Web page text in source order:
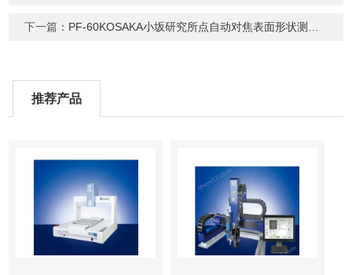
下一篇： PF-60KOSAKA小坂研究所点自动对焦表面形状测量机
推荐产品